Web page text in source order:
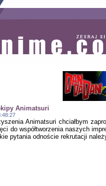
Animatsuri
Animatsuri chciałbym
do współtworzenia naszych
pytania odnoście rekrutacji